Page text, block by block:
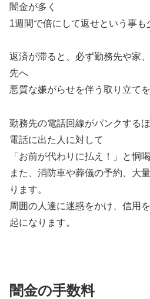
闇金が多く
1週間で倍にして返せという事も
返済が滞ると、必ず勤務先や家
先へ
悪質な嫌がらせを伴う取り立てを
勤務先の電話回線がパンクする
電話に出た人に対して
「お前が代わりに払え！」と恫
また、消防車や葬儀の予約、大
ります。
周囲の人達に迷惑をかけ、信用
起になります。
闇金の手数料